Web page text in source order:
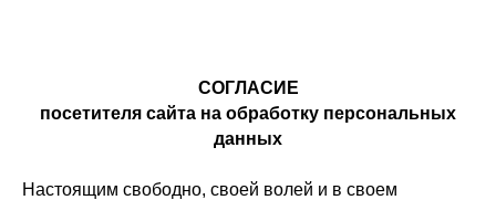
СОГЛАСИЕ
посетителя сайта на обработку персональных
данных
Настоящим свободно, своей волей и в своем